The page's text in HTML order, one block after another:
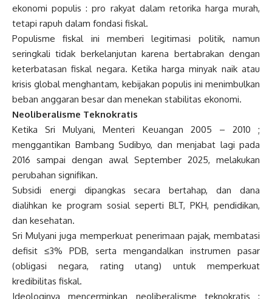
ekonomi populis : pro rakyat dalam retorika harga murah,
tetapi rapuh dalam fondasi fiskal.
Populisme fiskal ini memberi legitimasi politik, namun
seringkali tidak berkelanjutan karena bertabrakan dengan
keterbatasan fiskal negara. Ketika harga minyak naik atau
krisis global menghantam, kebijakan populis ini menimbulkan
beban anggaran besar dan menekan stabilitas ekonomi.
Neoliberalisme Teknokratis
Ketika Sri Mulyani, Menteri Keuangan 2005 – 2010 ;
menggantikan Bambang Sudibyo, dan menjabat lagi pada
2016 sampai dengan awal September 2025, melakukan
perubahan signifikan.
Subsidi energi dipangkas secara bertahap, dan dana
dialihkan ke program sosial seperti BLT, PKH, pendidikan,
dan kesehatan.
Sri Mulyani juga memperkuat penerimaan pajak, membatasi
defisit ≤3% PDB, serta mengandalkan instrumen pasar
(obligasi negara, rating utang) untuk memperkuat
kredibilitas fiskal.
Ideologinya mencerminkan neoliberalisme teknokratis :